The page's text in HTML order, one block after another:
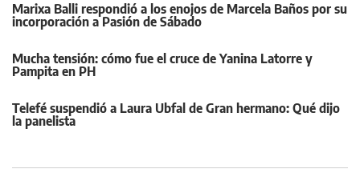
Marixa Balli respondió a los enojos de Marcela Baños por su
incorporación a Pasión de Sábado
Mucha tensión: cómo fue el cruce de Yanina Latorre y
Pampita en PH
Telefé suspendió a Laura Ubfal de Gran hermano: Qué dijo
la panelista